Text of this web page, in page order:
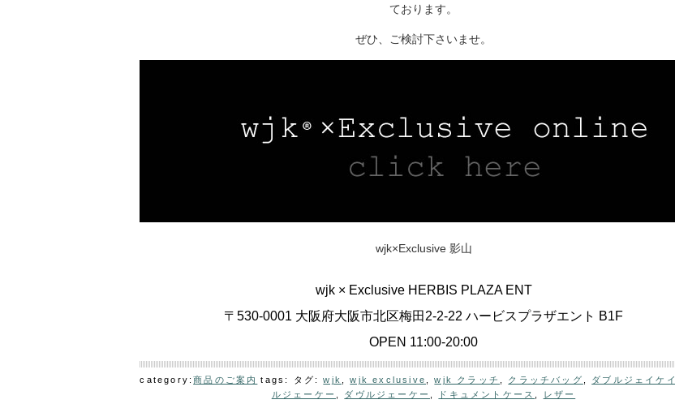
ております。
ぜひ、ご検討下さいませ。
wjk×Exclusive 影山
wjk × Exclusive HERBIS PLAZA ENT
〒530-0001 大阪府大阪市北区梅田2-2-22 ハービスプラザエント B1F
OPEN 11:00-20:00
category:商品のご案内 tags: タグ:wjk ,wjk exclusive ,wjk クラッチ クラッチバッグ ダブルジェイケイ
ルジェーケー
ダヴルジェーケー ドキュメントケース レザー